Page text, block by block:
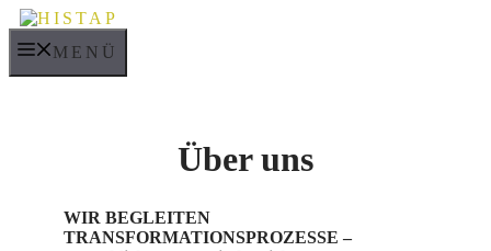
Zum
Inhalt
springenMENÜ
Über uns
WIR BEGLEITEN
TRANSFORMATIONSPROZESSE –